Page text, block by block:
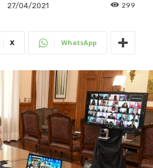
27/04/2021 299
X WhatsApp